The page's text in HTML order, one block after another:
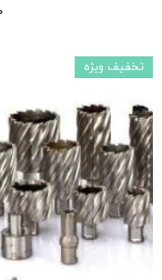
تخفیف ویژه